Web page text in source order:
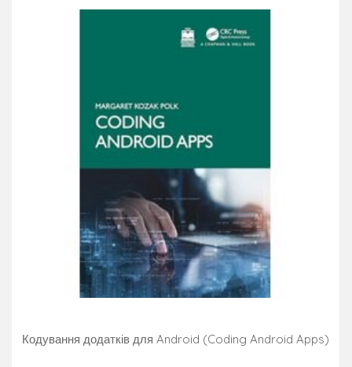
языка Java и принципам современного
программирования пользовательского интерфейса. В
программирования до обобщений, коллекций,
лямбда-выражений, разработки графического
интерфейса средствами библиотеки Swing, а также
новейшие методики параллельного и
функционального программирования.
Кодування додатків для Android (Coding Android Apps)